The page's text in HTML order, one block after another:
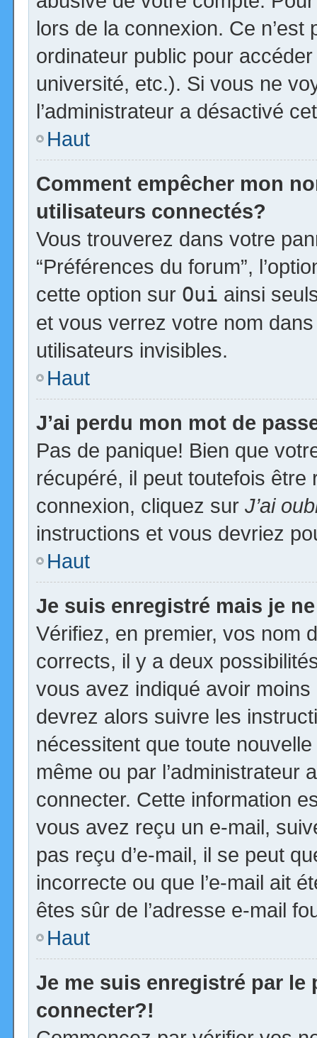
lors de la connexion. Ce
ordinateur public pour
université, etc.). Si vous ne
l’administrateur a désactivé
Haut
Comment empêcher mon
utilisateurs connectés?
Vous trouverez dans votre
“Préférences du forum”,
cette option sur Oui ainsi
et vous verrez votre nom
utilisateurs invisibles.
Haut
J’ai perdu mon mot de
Pas de panique! Bien que
récupéré, il peut toutefois
connexion, cliquez sur J’ai
instructions et vous devriez
Haut
Je suis enregistré mais je
Vérifiez, en premier, vos nom
corrects, il y a deux
vous avez indiqué avoir
devrez alors suivre les
nécessitent que toute
même ou par l’administrateur
connecter. Cette information
vous avez reçu un e-mail,
pas reçu d’e-mail, il se peut
incorrecte ou que l’e-mail ait
êtes sûr de l’adresse e-mail
Haut
Je me suis enregistré par le
connecter?!